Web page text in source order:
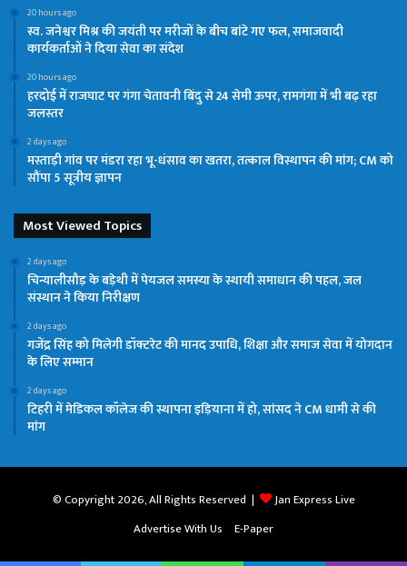
20 hours ago
स्व. जनेश्वर मिश्र की जयंती पर मरीजों के बीच बांटे गए फल, समाजवादी
कार्यकर्ताओं ने दिया सेवा का संदेश
20 hours ago
हरदोई में राजघाट पर गंगा चेतावनी बिंदु से 24 सेमी ऊपर, रामगंगा में भी बढ़ रहा
जलस्तर
2 days ago
मस्ताड़ी गांव पर मंडरा रहा भू-धंसाव का खतरा, तत्काल विस्थापन की मांग; CM को
सौंपा 5 सूत्रीय ज्ञापन
Most Viewed Topics
2 days ago
चिन्यालीसौड़ के बड़ेथी में पेयजल समस्या के स्थायी समाधान की पहल, जल
संस्थान ने किया निरीक्षण
2 days ago
गजेंद्र सिंह को मिलेगी डॉक्टरेट की मानद उपाधि, शिक्षा और समाज सेवा में योगदान
के लिए सम्मान
2 days ago
टिहरी में मेडिकल कॉलेज की स्थापना इड़ियाना में हो, सांसद ने CM धामी से की
मांग
© Copyright 2026, All Rights Reserved |
Jan Express Live
Advertise With Us
E-Paper